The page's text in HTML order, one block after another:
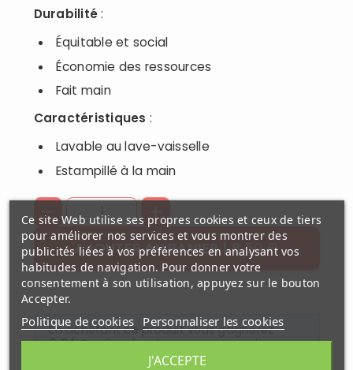
Durabilité:
Équitable et social
Économie des ressources
Fait main
Caractéristiques :
Lavable au lave-vaisselle
Estampillé à la main
8,50 €
AJOUTER AU PANIER
En achetant ce produit vous gagnerez
0,24 €grâce à notre programme de
fidélité. Votre panier totalisera
Ce site Web utilise ses propres cookies et ceux de tiers
pour améliorer nos services et vous montrer des
publicités liées à vos préférences en analysant vos
habitudes de navigation. Pour donner votre
consentement à son utilisation, appuyez sur le bouton
Accepter.
Politique de cookies Personnaliser les cookies
J'ACCEPTE